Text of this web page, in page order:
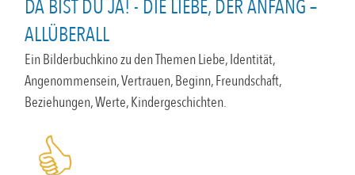
DA BIST DU JA! - DIE LIEBE, DER ANFANG –
ALLÜBERALL
Ein Bilderbuchkino zu den Themen Liebe, Identität,
Angenommensein, Vertrauen, Beginn, Freundschaft,
Beziehungen, Werte, Kindergeschichten.